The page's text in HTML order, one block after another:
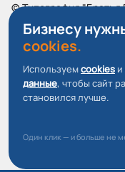
© Типография "Братья
Все права защищены.
Политика
Пользовательское
О файлах Cookie
Бизнесу
cookies.
Используемcookies
данные, чтобы сайт
становился лучше.
Один клик — и больше не